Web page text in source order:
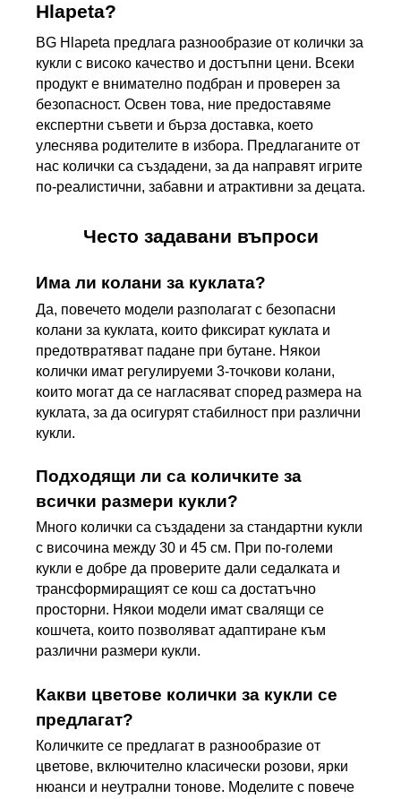
Hlapeta?
BG Hlapeta предлага разнообразие от колички за
кукли с високо качество и достъпни цени. Всеки
продукт е внимателно подбран и проверен за
безопасност. Освен това, ние предоставяме
експертни съвети и бърза доставка, което
улеснява родителите в избора. Предлаганите от
нас колички са създадени, за да направят игрите
по-реалистични, забавни и атрактивни за децата.
Често задавани въпроси
Има ли колани за куклата?
Да, повечето модели разполагат с безопасни
колани за куклата, които фиксират куклата и
предотвратяват падане при бутане. Някои
колички имат регулируеми 3-точкови колани,
които могат да се нагласяват според размера на
куклата, за да осигурят стабилност при различни
кукли.
Подходящи ли са количките за
всички размери кукли?
Много колички са създадени за стандартни кукли
с височина между 30 и 45 см. При по-големи
кукли е добре да проверите дали седалката и
трансформиращият се кош са достатъчно
просторни. Някои модели имат свалящи се
кошчета, които позволяват адаптиране към
различни размери кукли.
Какви цветове колички за кукли се
предлагат?
Количките се предлагат в разнообразие от
цветове, включително класически розови, ярки
нюанси и неутрални тонове. Моделите с повече